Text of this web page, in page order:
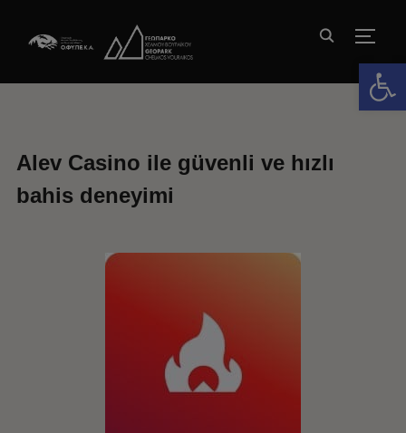
Alev Casino ile güvenli ve hızlı
bahis deneyimi